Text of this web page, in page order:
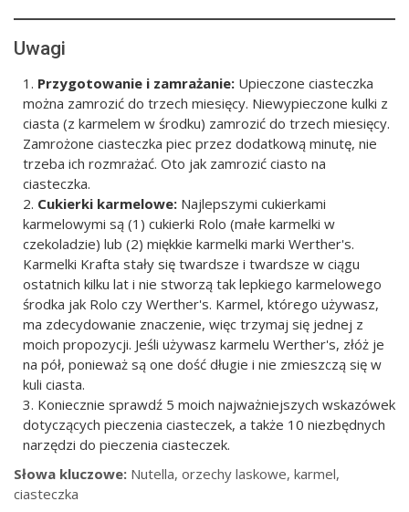
Uwagi
Przygotowanie i zamrażanie: Upieczone ciasteczka
można zamrozić do trzech miesięcy. Niewypieczone kulki z
ciasta (z karmelem w środku) zamrozić do trzech miesięcy.
Zamrożone ciasteczka piec przez dodatkową minutę, nie
trzeba ich rozmrażać. Oto jak zamrozić ciasto na
ciasteczka.
Cukierki karmelowe: Najlepszymi cukierkami
karmelowymi są (1) cukierki Rolo (małe karmelki w
czekoladzie) lub (2) miękkie karmelki marki Werther's.
Karmelki Krafta stały się twardsze i twardsze w ciągu
ostatnich kilku lat i nie stworzą tak lepkiego karmelowego
środka jak Rolo czy Werther's. Karmel, którego używasz,
ma zdecydowanie znaczenie, więc trzymaj się jednej z
moich propozycji. Jeśli używasz karmelu Werther's, złóż je
na pół, ponieważ są one dość długie i nie zmieszczą się w
kuli ciasta.
Koniecznie sprawdź 5 moich najważniejszych wskazówek
dotyczących pieczenia ciasteczek, a także 10 niezbędnych
narzędzi do pieczenia ciasteczek.
Słowa kluczowe: Nutella, orzechy laskowe, karmel,
ciasteczka